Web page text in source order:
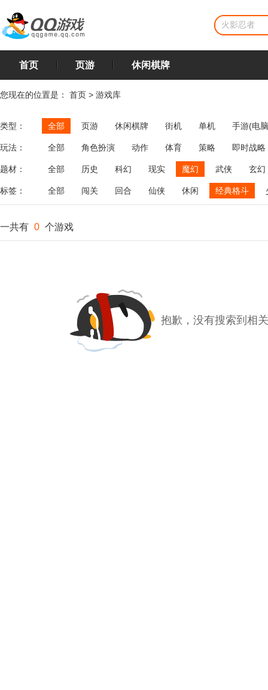
首页 页游 休闲棋牌
您现在的位置是： 首页 > 游戏库
类型： 全部 页游 休闲棋牌 街机 单机 手游(电
玩法： 全部 角色扮演 动作 体育 策略
即时战略
飞行
恋爱 第三人称射击 棋类 牌类 麻将
题材： 全部 历史 科幻 现实 魔幻 武侠 玄幻
标签： 全部 闯关 回合 仙侠 休闲 经典格斗
一共有 0 个游戏
抱歉，没有搜索到相